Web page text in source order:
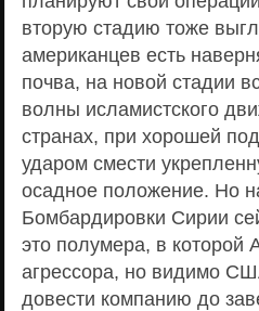
вторую стадию тоже
американцев есть
почва, на новой стадии
волны исламистского
странах, при хорошей
ударом смести
осадное положение. Но
Бомбардировки Сирии
это полумера, в которой
агрессора, но видимо
довести компанию до